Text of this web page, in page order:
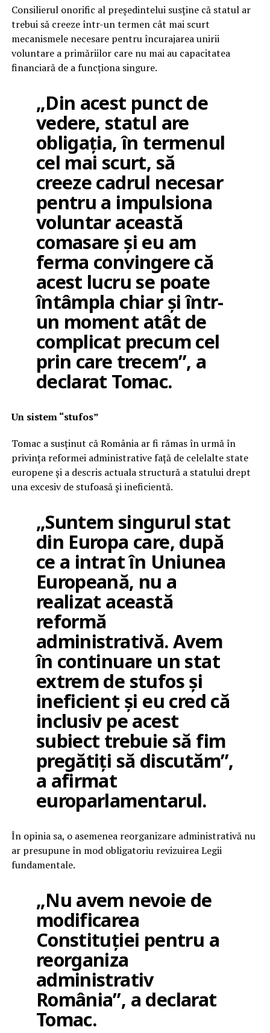
Consilierul onorific al președintelui susține că statul ar
trebui să creeze într-un termen cât mai scurt
mecanismele necesare pentru încurajarea unirii
voluntare a primăriilor care nu mai au capacitatea
financiară de a funcționa singure.
„Din acest punct de
vedere, statul are
obligația, în termenul
cel mai scurt, să
creeze cadrul necesar
pentru a impulsiona
voluntar această
comasare și eu am
ferma convingere că
acest lucru se poate
întâmpla chiar și într-
un moment atât de
complicat precum cel
prin care trecem”, a
declarat Tomac.
Un sistem “stufos”
Tomac a susținut că România ar fi rămas în urmă în
privința reformei administrative față de celelalte state
europene și a descris actuala structură a statului drept
una excesiv de stufoasă și ineficientă.
„Suntem singurul stat
din Europa care, după
ce a intrat în Uniunea
Europeană, nu a
realizat această
reformă
administrativă. Avem
în continuare un stat
extrem de stufos și
ineficient și eu cred că
inclusiv pe acest
subiect trebuie să fim
pregătiți să discutăm”,
a afirmat
europarlamentarul.
În opinia sa, o asemenea reorganizare administrativă nu
ar presupune în mod obligatoriu revizuirea Legii
fundamentale.
„Nu avem nevoie de
modificarea
Constituției pentru a
reorganiza
administrativ
România”, a declarat
Tomac.